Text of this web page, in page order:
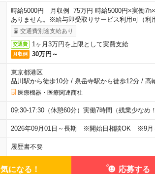
時給5000円 月収例 75万円 時給5000円×実働
ありません。※給与即受取りサービス利用可（利
交通費別途支給あり
交通費 1ヶ月3万円を上限として実費支給
月収例 30万円～
東京都港区
品川駅から徒歩10分/ 泉岳寺駅から徒歩12分/ 高
医療機器・医療関連商社
09:30-17:30（休憩60分）実働7時間（残業少なめ！
2026年09月01日～長期 ※開始日相談OK ※9月
履歴書不要
気になる！ 応募する